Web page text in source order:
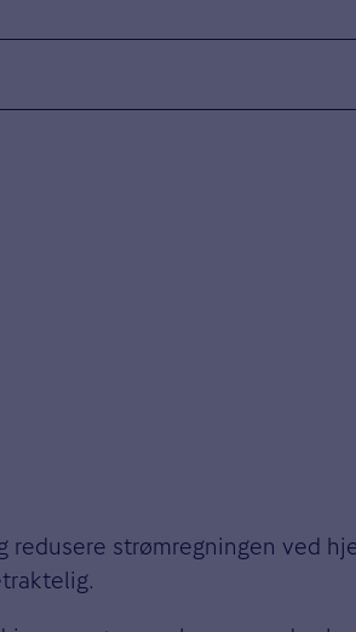
strømregningen ved